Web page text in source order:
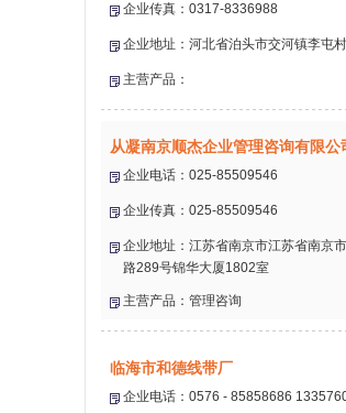
企业传真：0317-8336988
企业地址：河北省泊头市交河镇李屯村
主营产品：
从凝南京顺杰企业管理咨询有限公
企业电话：025-85509546
企业传真：025-85509546
企业地址：江苏省南京市江苏省南京
路289号锦华大厦1802室
主营产品：管理咨询
临海市和德线带厂
企业电话：0576 - 85858686